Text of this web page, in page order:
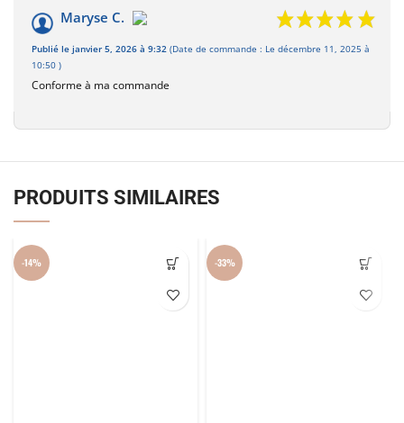
Maryse C.
Publié le janvier 5, 2026 à 9:32 (Date de commande : Le décembre 11, 2025 à
10:50 )
Conforme à ma commande
PRODUITS SIMILAIRES
-14% -33%